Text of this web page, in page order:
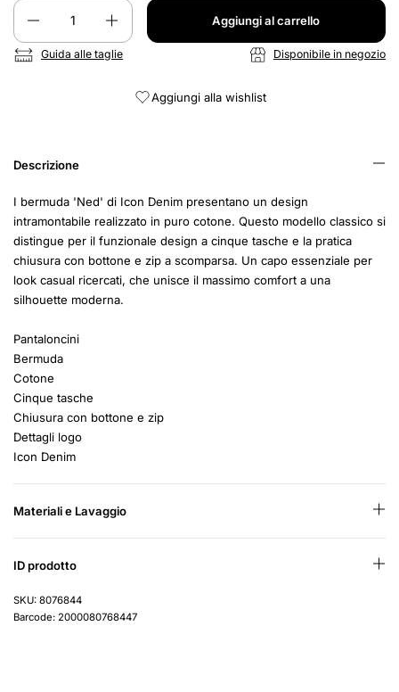
Quantità
Aggiungi al carrello
Guida alle taglie Disponibile in negozio
Aggiungi alla wishlist
Descrizione
I bermuda 'Ned' di Icon Denim presentano un design
intramontabile realizzato in puro cotone. Questo modello classico si
distingue per il funzionale design a cinque tasche e la pratica
chiusura con bottone e zip a scomparsa. Un capo essenziale per
look casual ricercati, che unisce il massimo comfort a una
silhouette moderna.
Pantaloncini
Bermuda
Cotone
Cinque tasche
Chiusura con bottone e zip
Dettagli logo
Icon Denim
Materiali e Lavaggio
ID prodotto
SKU: 8076844
Barcode: 2000080768447